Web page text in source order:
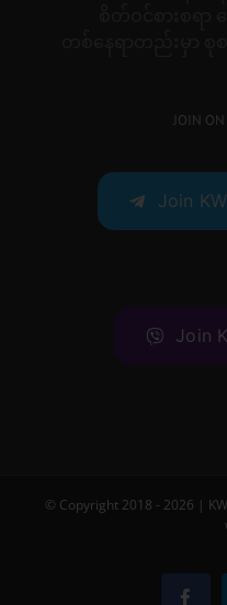
JOIN
Join
Join
© Copyright 2018 - 2026 |